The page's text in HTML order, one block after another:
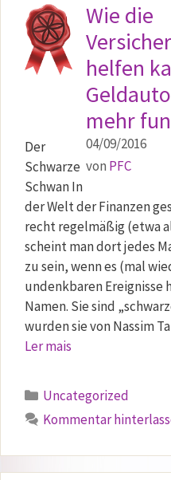
Wie die
helfen
mehr
04/09/2016
von PFC
Der
Schwarze
Schwan In
der Welt der Finanzen
recht regelmäßig (etwa
scheint man dort jedes
zu sein, wenn es (mal
undenkbaren
Namen. Sie sind
wurden sie von Nassim
Ler mais
Kategorien
Uncategorized
Kommentar